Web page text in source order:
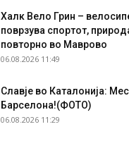
Халк Вело Грин –
поврзува спортот,
повторно во Маврово
06.08.2026 11:49
Славје во Каталонија:
Барселона!(ФОТО)
06.08.2026 11:29